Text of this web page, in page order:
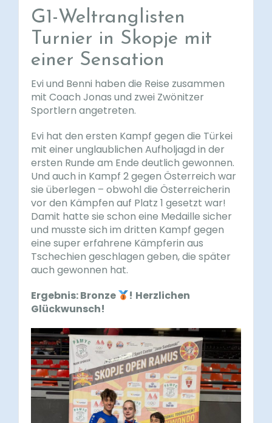
G1-Weltranglisten
Turnier in Skopje mit
einer Sensation
Evi und Benni haben die Reise zusammen
mit Coach Jonas und zwei Zwönitzer
Sportlern angetreten.
Evi hat den ersten Kampf gegen die Türkei
mit einer unglaublichen Aufholjagd in der
ersten Runde am Ende deutlich gewonnen.
Und auch in Kampf 2 gegen Österreich war
sie überlegen – obwohl die Österreicherin
vor den Kämpfen auf Platz 1 gesetzt war!
Damit hatte sie schon eine Medaille sicher
und musste sich im dritten Kampf gegen
eine super erfahrene Kämpferin aus
Tschechien geschlagen geben, die später
auch gewonnen hat.
Ergebnis: Bronze
! Herzlichen
Glückwunsch!